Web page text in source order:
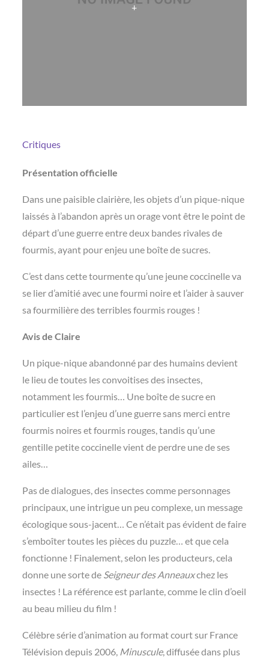
+
Critiques
Présentation officielle
Dans une paisible clairière, les objets d’un pique-nique
laissés à l’abandon après un orage vont être le point de
départ d’une guerre entre deux bandes rivales de
fourmis, ayant pour enjeu une boîte de sucres.
C’est dans cette tourmente qu’une jeune coccinelle va
se lier d’amitié avec une fourmi noire et l’aider à sauver
sa fourmilière des terribles fourmis rouges !
Avis de Claire
Un pique-nique abandonné par des humains devient
le lieu de toutes les convoitises des insectes,
notamment les fourmis… Une boîte de sucre en
particulier est l’enjeu d’une guerre sans merci entre
fourmis noires et fourmis rouges, tandis qu’une
gentille petite coccinelle vient de perdre une de ses
ailes…
Pas de dialogues, des insectes comme personnages
principaux, une intrigue un peu complexe, un message
écologique sous-jacent… Ce n’était pas évident de faire
s’emboîter toutes les pièces du puzzle… etque cela
fonctionne ! Finalement, selon les producteurs, cela
donne une sorte de Seigneur des Anneauxchez les
insectes ! La référence est parlante, comme le clin d’oeil
au beau milieu du film !
Célèbre série d’animation au format court sur France
Télévision depuis 2006, Minuscule, diffusée dans plus